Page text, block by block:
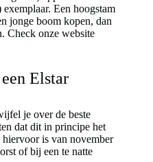
Een hoogstam
jonge boom kopen, dan
Check onze website
Elstar
je over de beste
dat dit in principe het
hiervoor is van november
of bij een te natte